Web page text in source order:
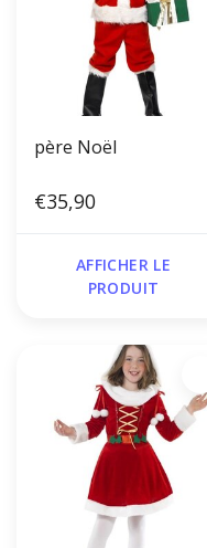
père Noël
€35,90
AFFICHER LE
PRODUIT